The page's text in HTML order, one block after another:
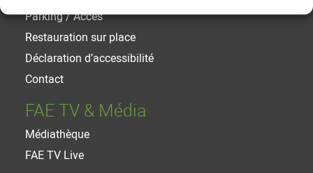
Parking / Acces
Restauration sur place
Déclaration d’accessibilité
Contact
FAE TV & Média
Médiathèque
FAE TV Live